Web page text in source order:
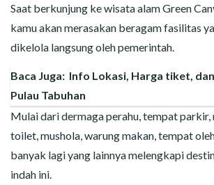
Saat berkunjung ke wisata alam Green
kamu akan merasakan beragam fasilitas
dikelola langsung oleh pemerintah.
Baca Juga: Info Lokasi, Harga tiket,
Pulau Tabuhan
Mulai dari dermaga perahu, tempat parkir,
toilet, mushola, warung makan, tempat
banyak lagi yang lainnya melengkapi
indah ini.